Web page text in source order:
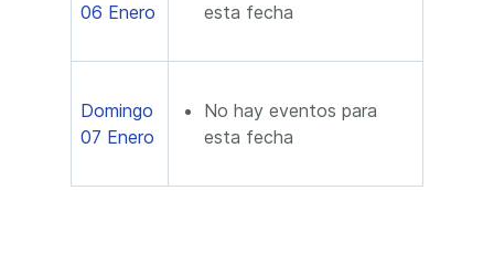
06 Enero
esta fecha
Domingo
07 Enero
No hay eventos para
esta fecha